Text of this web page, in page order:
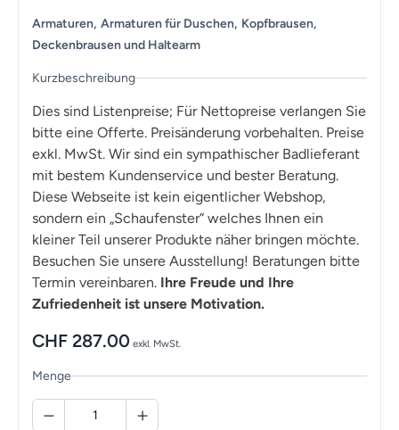
Armaturen, Armaturen für Duschen, Kopfbrausen,
Deckenbrausen und Haltearm
Kurzbeschreibung
Dies sind Listenpreise; Für Nettopreise verlangen Sie
bitte eine Offerte. Preisänderung vorbehalten. Preise
exkl. MwSt. Wir sind ein sympathischer Badlieferant
mit bestem Kundenservice und bester Beratung.
Diese Webseite ist kein eigentlicher Webshop,
sondern ein „Schaufenster“ welches Ihnen ein
kleiner Teil unserer Produkte näher bringen möchte.
Besuchen Sie unsere Ausstellung! Beratungen bitte
Termin vereinbaren. Ihre Freude und Ihre
Zufriedenheit ist unsere Motivation.
CHF 287.00 exkl. MwSt.
Menge